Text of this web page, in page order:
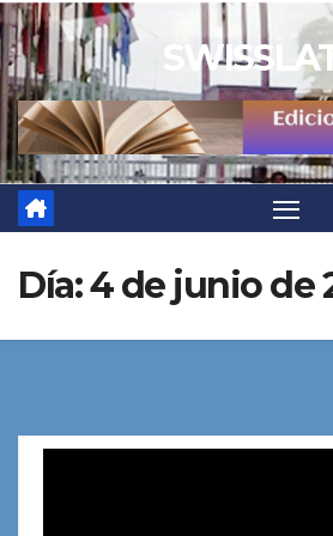
Saltar
al
contenido
Día:4 de junio de